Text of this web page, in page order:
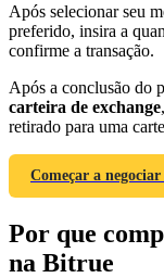
BTC Welcome
Deposit &
Após selecionar seu
preferido, insira a
confirme a transação.
Após a conclusão do
carteira de exchange
retirado para uma
Começar a
Por que
na Bitrue